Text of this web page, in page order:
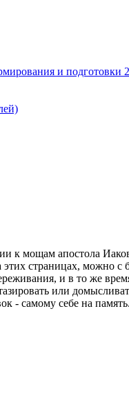
и подготовки 2
к мощам апостола
этих страницах, можно
и в то же
или
- самому себе на